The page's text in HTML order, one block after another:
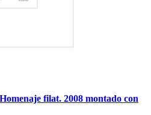
filat. 2008 montado con